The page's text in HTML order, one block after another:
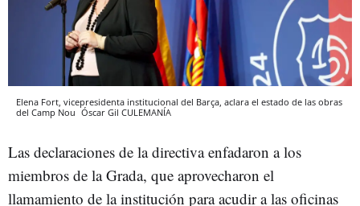
Elena Fort, vicepresidenta institucional del Barça, aclara el estado de las obras
del Camp Nou Óscar Gil CULEMANÍA
Las declaraciones de la directiva enfadaron a los
miembros de la Grada, que aprovecharon el
llamamiento de la institución para acudir a las oficinas